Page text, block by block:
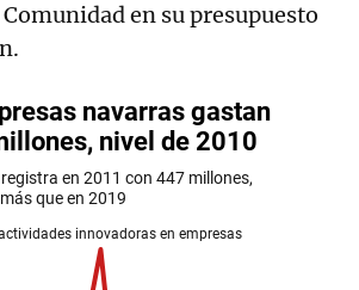
en su presupuesto